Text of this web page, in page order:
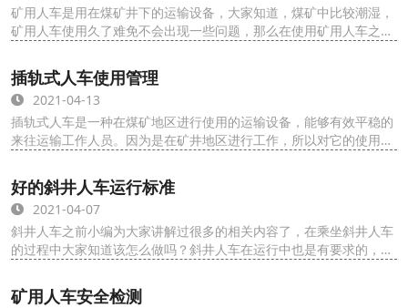
矿用人车是用在煤矿井下的运输设备，大家知道，煤矿中比较潮湿，
矿用人车使用久了难免不会出现一些问题，那么在使用矿用人车之后
插轨式人车使用管理
2021-04-13
插轨式人车是一种在煤矿地区进行使用的运输设备，能够有效平稳的
来往运输工作人员。因为是在矿井地区进行工作，所以对它的使用管
好的斜井人车运行标准
2021-04-07
斜井人车之前小编为大家讲解过很多的相关内容了，在乘坐斜井人车
的过程中大家知道该怎么做吗？斜井人车在运行中也是有要求的，按
矿用人车安全检测